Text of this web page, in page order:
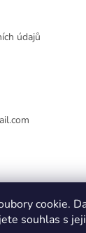
cookie.
souhlas s
údajů